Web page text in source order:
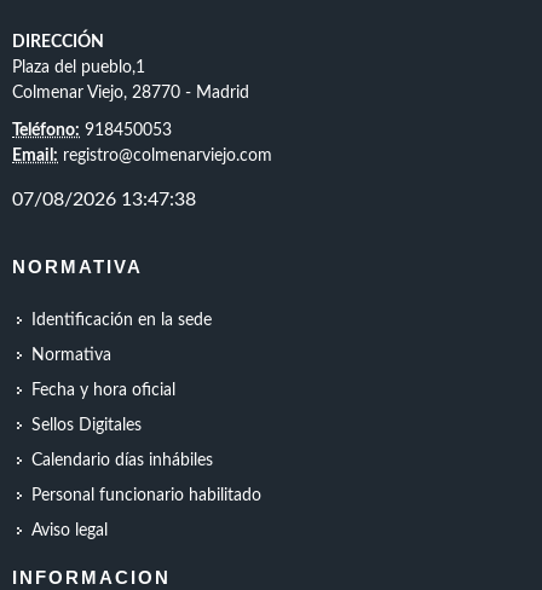
DIRECCIÓN
Plaza del pueblo,1
Colmenar Viejo, 28770 - Madrid
Teléfono: 918450053
Email: registro@colmenarviejo.com
NORMATIVA
Identificación en la sede
Normativa
Fecha y hora oficial
Sellos Digitales
Calendario días inhábiles
Personal funcionario habilitado
Aviso legal
INFORMACION